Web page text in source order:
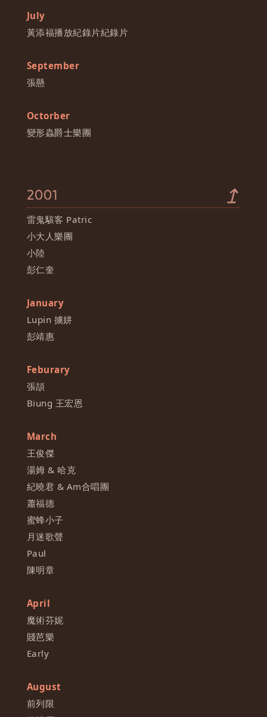
July
黃添福播放紀錄片紀錄片
S‍eptember
張懸
O‍ctorber
變形蟲爵士樂團
2001 ↥
雷鬼駭客 Patric
小大人樂團
小陸
彭仁奎
January
Lupin 擄姘
彭靖惠
Feburary
張頡
Biung 王宏恩
March
王俊傑
湯姆 & 哈克
紀曉君 & Am合唱團
蕭福德
蜜蜂小子
月迷歌聲
Paul
陳明章
April
魔術芬妮
賤芭樂
Early
August
前列限